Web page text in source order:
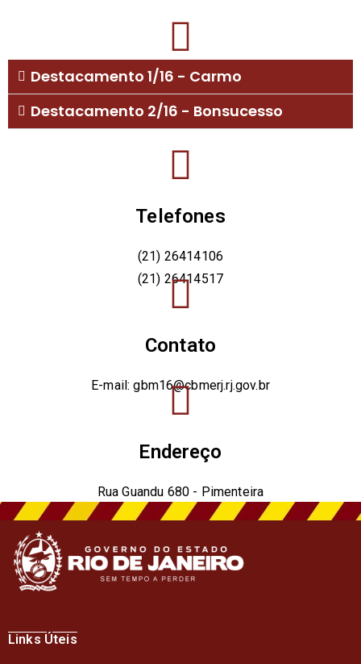
Destacamento 1/16 - Carmo
Destacamento 2/16 - Bonsucesso
Telefones
(21) 26414106
(21) 26414517
Contato
E-mail: gbm16@cbmerj.rj.gov.br
Endereço
Rua Guandu 680 - Pimenteira
25953-000 - Teresópolis - RJ
Links Úteis